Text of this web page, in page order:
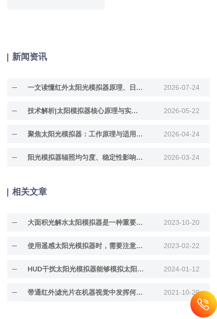
新闻资讯
一文读懂红外太阳光模拟器原理、日常维护 2026-07-24
技术解析|太阳模拟器核心原理与实际应用 2026-05-22
聚焦太阳光模拟器：工作原理与适用行业全梳理 2026-04-24
阳光模拟器辐照均匀度、稳定性影响因素分析 2026-03-24
相关文章
大面积光解水太阳模拟器是一种重要的可再生能源技术 2023-10-20
使用遥感太阳光模拟器时，需要注意几点 2023-02-22
HUD干扰太阳光模拟器能够模拟太阳光谱和强度 2024-01-12
带通红外滤光片在机器视觉中发挥何种作用呢？ 2021-10-20